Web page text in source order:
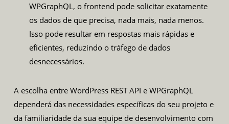
WPGraphQL, o frontend pode solicitar exatamente
os dados de que precisa, nada mais, nada menos.
Isso pode resultar em respostas mais rápidas e
eficientes, reduzindo o tráfego de dados
desnecessários.
A escolha entre WordPress REST API e WPGraphQL
dependerá das necessidades específicas do seu projeto e
da familiaridade da sua equipe de desenvolvimento com